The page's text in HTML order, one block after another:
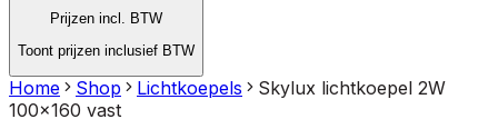
Prijzen incl. BTW
Toont prijzen inclusief BTW
Home Shop Lichtkoepels
Skylux lichtkoepel 2W
100x160 vast